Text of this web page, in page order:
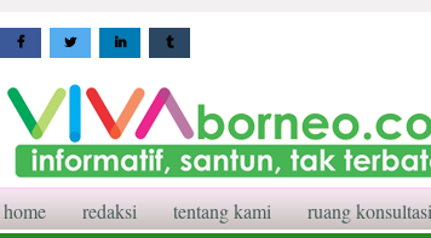
home redaksi tentang kami ruang konsultasi